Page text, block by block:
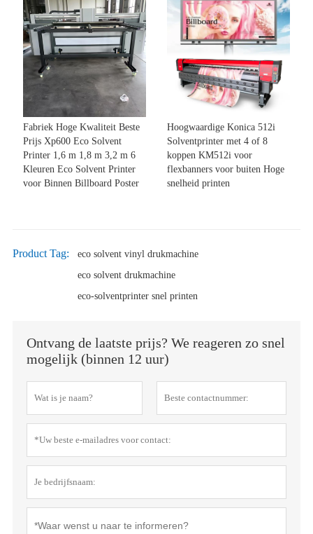
Fabriek Hoge Kwaliteit Beste
Prijs Xp600 Eco Solvent
Printer 1,6 m 1,8 m 3,2 m 6
Kleuren Eco Solvent Printer
voor Binnen Billboard Poster
Hoogwaardige Konica 512i
Solventprinter met 4 of 8
koppen KM512i voor
flexbanners voor buiten Hoge
snelheid printen
Product Tag:
eco solvent vinyl drukmachine
eco solvent drukmachine
eco-solventprinter snel printen
Ontvang de laatste prijs? We reageren zo snel
mogelijk (binnen 12 uur)